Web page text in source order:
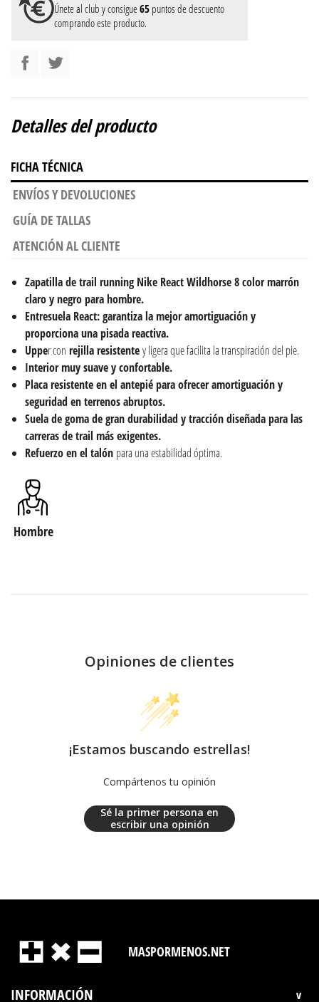
Únete al club y consigue65 puntos de descuento
comprando este producto.
Detalles del producto
FICHA TÉCNICA
ENVÍOS Y DEVOLUCIONES
GUÍA DE TALLAS
ATENCIÓN AL CLIENTE
Zapatilla de trail running Nike React Wildhorse 8 color marrón
claro y negro para hombre.
Entresuela React: garantiza la mejor amortiguación y
proporciona una pisada reactiva.
Upper con rejilla resistentey ligera que facilita la transpiración del pie.
Interior muy suave y confortable.
Placa resistente en el antepié para ofrecer amortiguación y
seguridad en terrenos abruptos.
Suela de goma de gran durabilidad y tracción diseñada para las
carreras de trail más exigentes.
Refuerzo en el talón para una estabilidad óptima.
Hombre
Opiniones de clientes
¡Estamos buscando estrellas!
Compártenos tu opinión
Sé la primer persona en
escribir una opinión
MASPORMENOS.NET
INFORMACIÓN